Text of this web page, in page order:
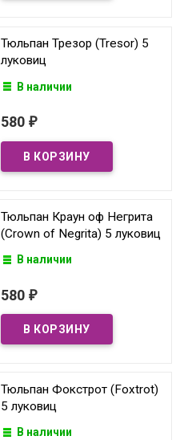
Тюльпан Трезор (Tresor) 5
луковиц
В наличии
580 ₽
Тюльпан Краун оф Негрита
(Crown of Negrita) 5 луковиц
В наличии
580 ₽
Тюльпан Фокстрот (Foxtrot)
5 луковиц
В наличии